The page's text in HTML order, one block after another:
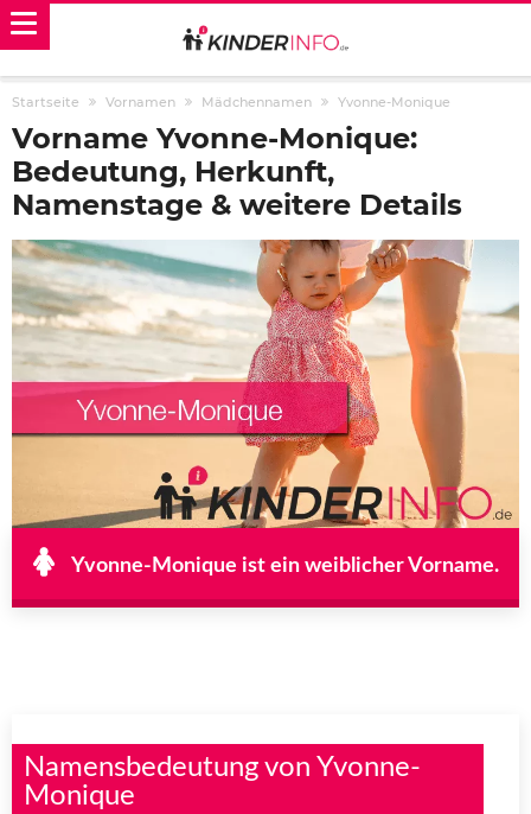
Startseite Vornamen Mädchennamen Yvonne-Monique
Vorname Yvonne-Monique:
Bedeutung, Herkunft,
Namenstage & weitere Details
Yvonne-Monique ist ein weiblicher Vorname.
Namensbedeutung von Yvonne-
Monique